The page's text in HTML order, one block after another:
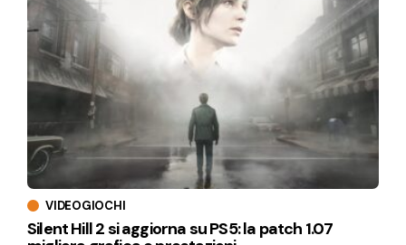
VIDEOGIOCHI
Silent Hill 2 si aggiorna su PS5: la patch 1.07